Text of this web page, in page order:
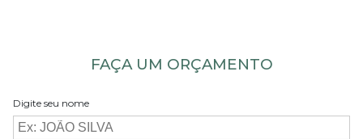
FAÇA UM ORÇAMENTO
Digite seu nome